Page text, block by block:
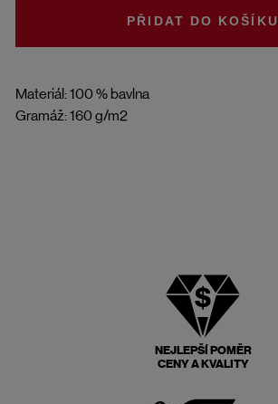
Materiál: 100 % bavlna
Gramáž: 160 g/m2
DO KOŠÍKU
NEJLEPŠÍ POMĚR
CENY A KVALITY